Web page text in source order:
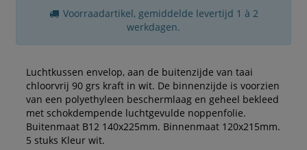
Voorraadartikel, gemiddelde levertijd 1 à 2
werkdagen.
Luchtkussen envelop, aan de buitenzijde van taai
chloorvrij 90 grs kraft in wit. De binnenzijde is voorzien
van een polyethyleen beschermlaag en geheel bekleed
met schokdempende luchtgevulde noppenfolie.
Buitenmaat B12 140x225mm. Binnenmaat 120x215mm.
5 stuks Kleur wit.